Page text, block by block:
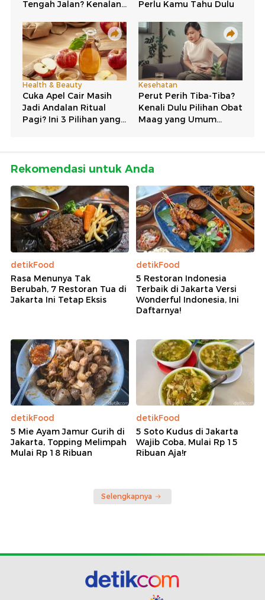
Rekomendasi untuk Anda
detikFood
Rasa Menunya Tak
Berubah, 7 Restoran Tua di
Jakarta Ini Tetap Eksis
detikFood
5 Restoran Indonesia
Terbaik di Jakarta Versi
Wonderful Indonesia, Ini
Daftarnya!
detikFood
5 Mie Ayam Jamur Gurih di
Jakarta, Topping Melimpah
Mulai Rp 18 Ribuan
detikFood
5 Soto Kudus di Jakarta
Wajib Coba, Mulai Rp 15
Ribuan Aja!r
Selengkapnya